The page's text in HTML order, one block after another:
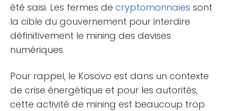
été saisi. Les fermes de cryptomonnaies sont
la cible du gouvernement pour interdire
définitivement le mining des devises
numériques.
Pour rappel, le Kosovo est dans un contexte
de crise énergétique et pour les autorités,
cette activité de mining est beaucoup trop